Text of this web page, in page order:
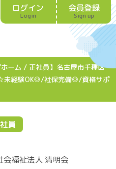
ログイン
Login
会員登録
Sign up
ホーム / 正社員】名古屋市千種区
未経験OK◎/社保完備◎/資格サポ
員
会福祉法人 清明会